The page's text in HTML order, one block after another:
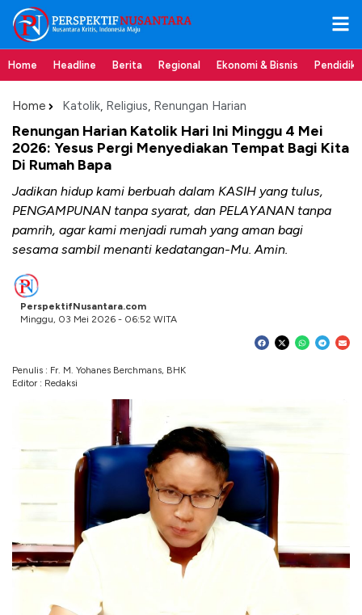
Home Headline Berita Regional Ekonomi & Bisnis
Home Katolik, Religius, Renungan Harian
Renungan Harian Katolik Hari Ini Minggu 4 Mei
2026: Yesus Pergi Menyediakan Tempat Bagi Kita
Di Rumah Bapa
Jadikan hidup kami berbuah dalam KASIH yang tulus,
PENGAMPUNAN tanpa syarat, dan PELAYANAN tanpa
pamrih, agar kami menjadi rumah yang aman bagi
sesama sambil menanti kedatangan-Mu. Amin.
PerspektifNusantara.com
Minggu, 03 Mei 2026 - 06:52 WITA
Penulis : Fr. M. Yohanes Berchmans, BHK
Editor : Redaksi